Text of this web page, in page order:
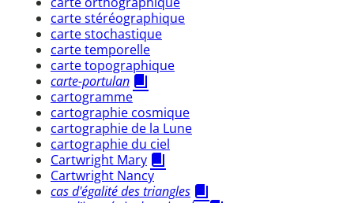
carte stéréographique
carte stochastique
carte temporelle
carte topographique
carte-portulan
cartogramme
cartographie cosmique
cartographie de la Lune
cartographie du ciel
Cartwright Mary
Cartwright Nancy
cas d'égalité des triangles